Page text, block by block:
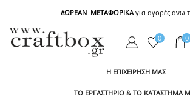
ΔΩΡΕΑΝ ΜΕΤΑΦΟΡΙΚΑγια αγορές άνω
0 0
Η ΕΠΙΧΕΙΡΗΣΗ ΜΑΣ
ΤΟ ΕΡΓΑΣΤΗΡΙΟ & ΤΟ ΚΑΤΑΣΤΗΜΑ